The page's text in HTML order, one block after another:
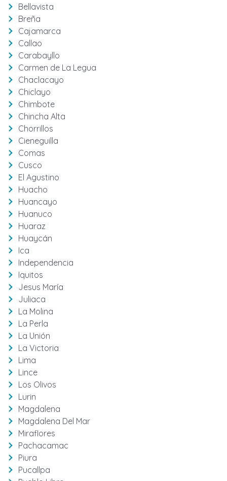
Bellavista
Breña
Cajamarca
Callao
Carabayllo
Carmen de La Legua
Chaclacayo
Chiclayo
Chimbote
Chincha Alta
Chorrillos
Cieneguilla
Comas
Cusco
El Agustino
Huacho
Huancayo
Huanuco
Huaraz
Huaycán
Ica
Independencia
Iquitos
Jesus María
Juliaca
La Molina
La Perla
La Unión
La Victoria
Lima
Lince
Los Olivos
Lurin
Magdalena
Magdalena Del Mar
Miraflores
Pachacamac
Piura
Pucallpa